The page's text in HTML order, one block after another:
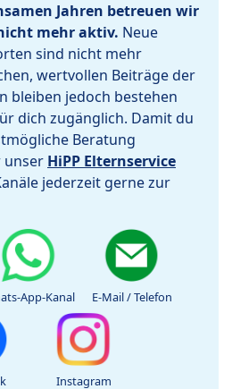
Jahren betreuen wir
mehr aktiv. Neue
sind nicht mehr
wertvollen Beiträge der
bleiben jedoch bestehen
dich zugänglich. Damit du
Beratung
unser HiPP Elternservice
jederzeit gerne zur
App-Kanal E-Mail / Telefon
Instagram